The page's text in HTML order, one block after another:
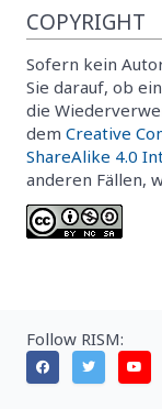
COPYRIGHT
Sofern kein
Sie darauf, ob
die
dem Creative
ShareAlike 4.0
anderen Fällen,
Follow RISM: